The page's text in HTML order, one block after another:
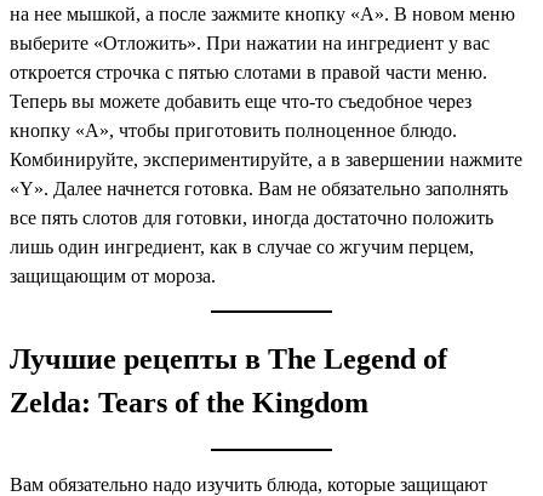
на нее мышкой, а после зажмите кнопку «А». В новом меню
выберите «Отложить». При нажатии на ингредиент у вас
откроется строчка с пятью слотами в правой части меню.
Теперь вы можете добавить еще что-то съедобное через
кнопку «А», чтобы приготовить полноценное блюдо.
Комбинируйте, экспериментируйте, а в завершении нажмите
«Y». Далее начнется готовка. Вам не обязательно заполнять
все пять слотов для готовки, иногда достаточно положить
лишь один ингредиент, как в случае со жгучим перцем,
защищающим от мороза.
Лучшие рецепты в The Legend of
Zelda: Tears of the Kingdom
Вам обязательно надо изучить блюда, которые защищают